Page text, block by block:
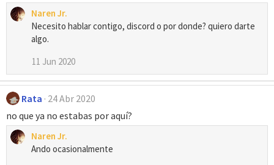
Naren Jr.
Necesito hablar contigo, discord o por donde? quiero darte
algo.
11 Jun 2020
Rata 24 Abr 2020
no que ya no estabas por aquí?
Naren Jr.
Ando ocasionalmente